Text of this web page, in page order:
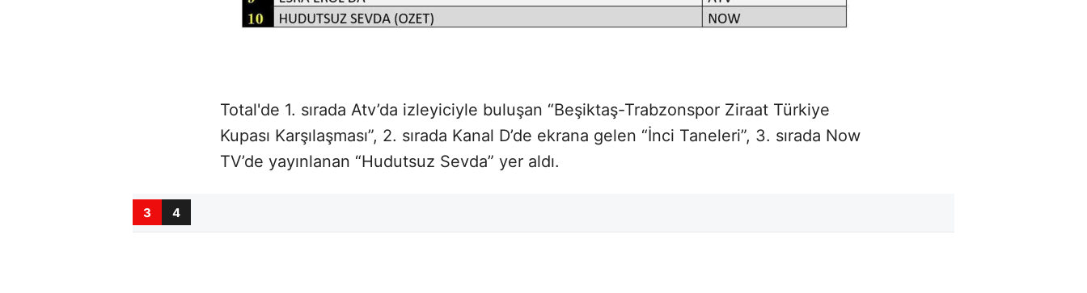
Total'de 1. sırada Atv’da izleyiciyle buluşan “Beşiktaş-Trabzonspor Ziraat Türkiye
Kupası Karşılaşması”, 2. sırada Kanal D’de ekrana gelen “İnci Taneleri”, 3. sırada Now
TV’de yayınlanan “Hudutsuz Sevda” yer aldı.
3 4